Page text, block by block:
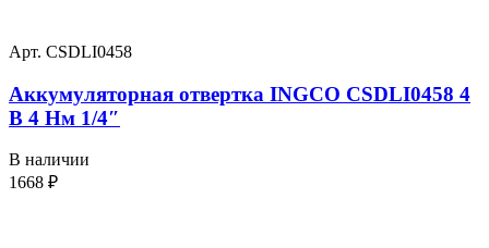
Арт. CSDLI0458
Аккумуляторная отвертка INGCO CSDLI0458 4
В 4 Нм 1/4″
В наличии
1668 ₽